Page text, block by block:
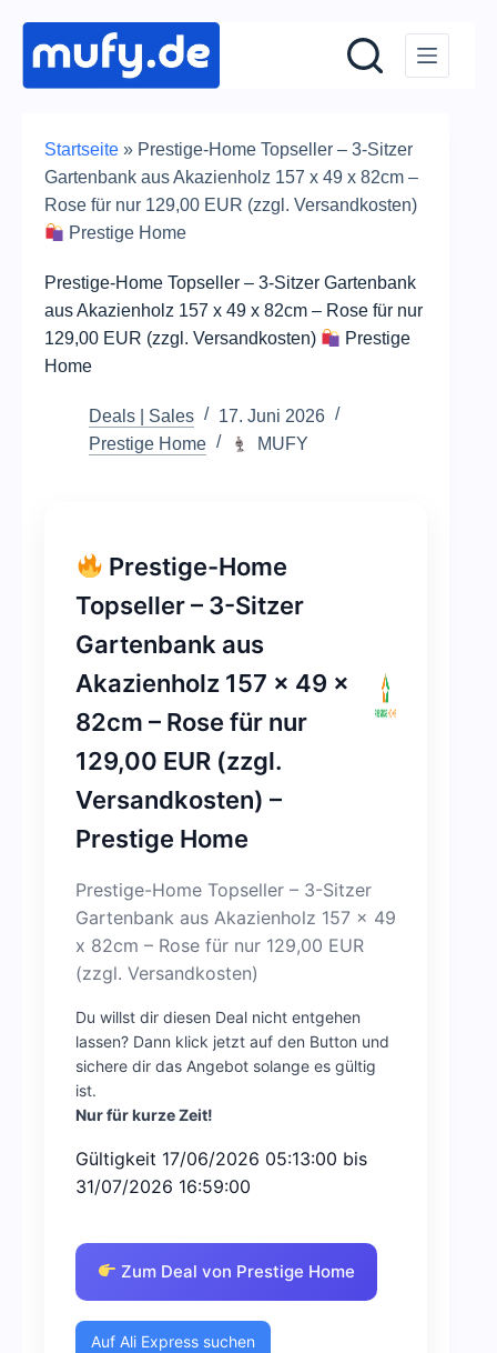
Inhalt
springen
Startseite » Prestige-Home Topseller – 3-Sitzer
Gartenbank aus Akazienholz 157 x 49 x 82cm –
Rose für nur 129,00 EUR (zzgl. Versandkosten)
Prestige Home
Prestige-Home Topseller – 3-Sitzer Gartenbank
aus Akazienholz 157 x 49 x 82cm – Rose für nur
129,00 EUR (zzgl. Versandkosten)
Prestige
Home
Deals | Sales
17. Juni 2026
Prestige Home
MUFY
Prestige-Home
Topseller – 3-Sitzer
Gartenbank aus
Akazienholz 157 x 49 x
82cm – Rose für nur
129,00 EUR (zzgl.
Versandkosten) –
Prestige Home
Prestige-Home Topseller – 3-Sitzer
Gartenbank aus Akazienholz 157 x 49
x 82cm – Rose für nur 129,00 EUR
(zzgl. Versandkosten)
Du willst dir diesen Deal nicht entgehen
lassen? Dann klick jetzt auf den Button und
sichere dir das Angebot solange es gültig
ist.
Nur für kurze Zeit!
Gültigkeit 17/06/2026 05:13:00 bis
31/07/2026 16:59:00
Zum Deal von Prestige Home
Auf Ali Express suchen